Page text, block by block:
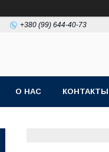
+380 (99) 644-40-73
О НАС КОНТАКТЫ